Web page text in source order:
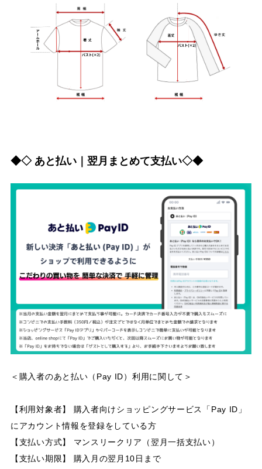
◆◇ あと払い｜翌月まとめて支払い◇◆
＜購入者のあと払い（Pay ID）利用に関して＞
【利用対象者】 購入者向けショッピングサービス「Pay ID」
にアカウント情報を登録をしている方
【支払い方式】 マンスリークリア（翌月一括支払い）
【支払い期限】 購入月の翌月10日まで